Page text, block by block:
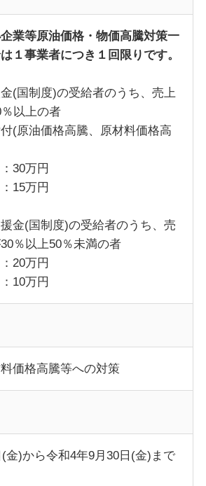
業等原油価格・物価高騰対策一
１事業者につき１回限りです。
(国制度)の受給者のうち、売上
以上の者
(原油価格高騰、原材料価格高
30万円
15万円
(国制度)の受給者のうち、売
％以上50％未満の者
20万円
10万円
価格高騰等への対策
金)から令和4年9月30日(金)まで